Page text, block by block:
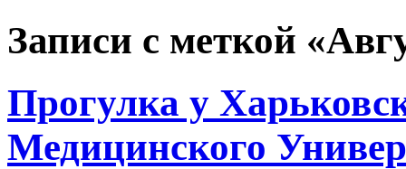
Записи с меткой
Прогулка у
Медицинского